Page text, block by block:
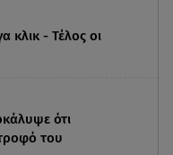
κλικ - Τέλος οι
ότι
του